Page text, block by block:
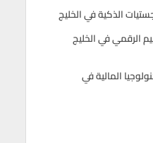
الرقمي في الخليج
المالية في